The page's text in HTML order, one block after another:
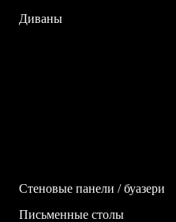
Диваны
Стеновые панели / буазери
Письменные столы